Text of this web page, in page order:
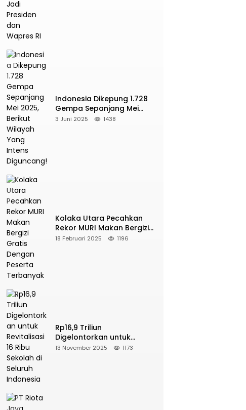
HEADLINE
Gempa M 5,4 Guncang Buol, Warga Panik
Menyelamatkan Diri ke Gunung
13 Juli 2026
Indonesia Dikepung 1.728
Gempa Sepanjang Mei
2025, Berikut Wilayah Yang
3 Juni 2025 1438
Kolaka Utara Pecahkan
Rekor MURI Makan Bergizi
Gratis Dengan Peserta
18 Februari 2025 1196
Rp16,9 Triliun
Digelontorkan untuk
Revitalisasi 16 Ribu Sekolah
13 November 2025 1173